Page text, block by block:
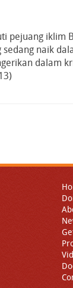
pejuang iklim
naik
dalam